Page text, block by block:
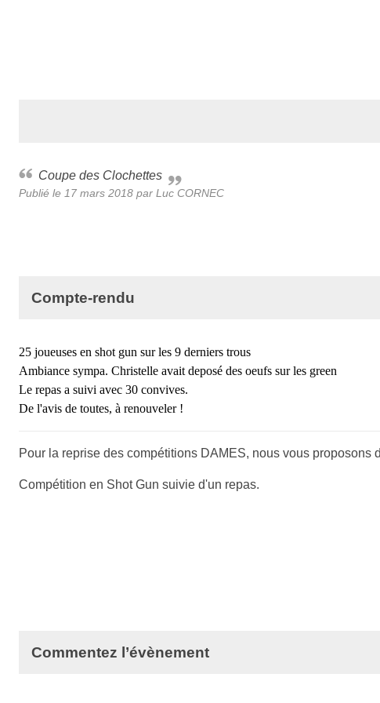
Coupe des Clochettes
Publié le 17 mars 2018 par Luc CORNEC
Compte-rendu
25 joueuses en shot gun sur les 9 derniers trous
Ambiance sympa. Christelle avait deposé des oeufs sur les green
Le repas a suivi avec 30 convives.
De l'avis de toutes, à renouveler !
Pour la reprise des compétitions DAMES, nous vous proposons
Compétition en Shot Gun suivie d'un repas.
Commentez l’évènement